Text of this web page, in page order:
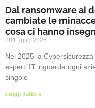
Dal ransomware ai
cambiate le
cosa ci hanno
28 Luglio 2025
Nel 2025 la
esperti IT: riguarda ogni
singolo
Leggi Tutto »